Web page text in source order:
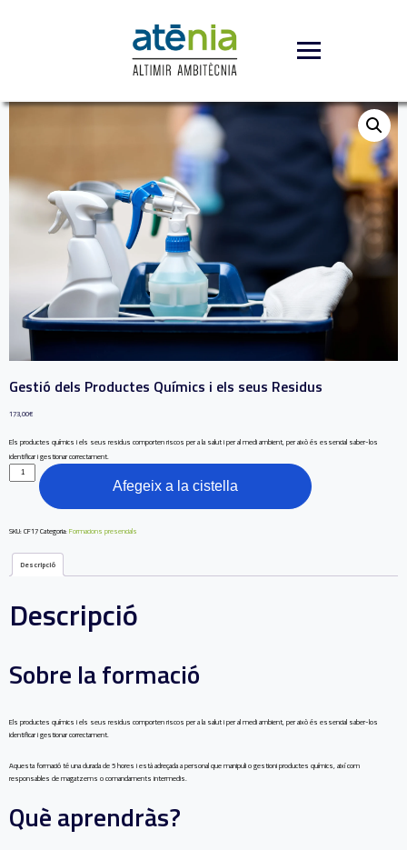
Gestió dels Productes Químics i els seus Residus
173,00€
Els productes químics i els seus residus comporten riscos per a la salut i per al medi ambient, per això és essencial saber-los
identificar i gestionar correctament.
Afegeix a la cistella
SKU:CF17Categoria:Formacions presencials
Descripció
Descripció
Sobre la formació
Els productes químics i els seus residus comporten riscos per a la salut i per al medi ambient, per això és essencial saber-los
identificar i gestionar correctament.
Aquesta formació té una durada de 5 hores i està adreçada a personal que manipuli o gestioni productes químics, així com
responsables de magatzems o comandaments intermedis.
Què aprendràs?